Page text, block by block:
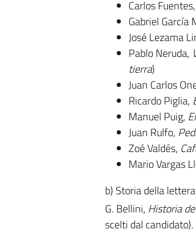
Carlos Fuentes,
Gabriel García
José Lezama
Pablo Neruda,
tierra)
Juan Carlos
Ricardo Piglia,
Manuel Puig,
Juan Rulfo,
Zoé Valdés,
Mario Vargas
b) Storia della
G. Bellini, Historia
scelti dal candidato).